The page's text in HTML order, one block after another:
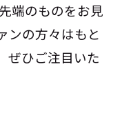
端のものをお見
ンの方々はもと
ぜひご注目いた